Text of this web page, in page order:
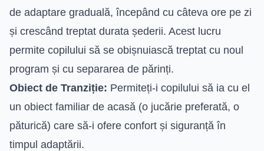
de adaptare graduală, începând cu câteva ore pe zi
și crescând treptat durata șederii. Acest lucru
permite copilului să se obișnuiască treptat cu noul
program și cu separarea de părinți.
Obiect de Tranziție: Permiteți-i copilului să ia cu el
un obiect familiar de acasă (o jucărie preferată, o
păturică) care să-i ofere confort și siguranță în
timpul adaptării.